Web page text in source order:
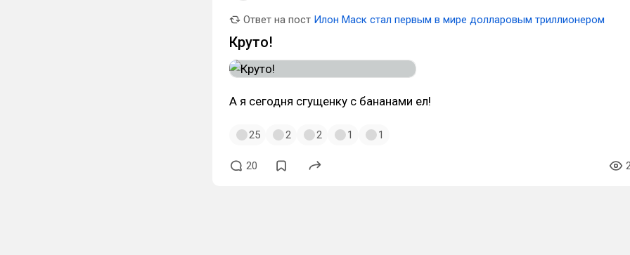
Ответ на пост Илон Маск стал первым в мире долларовым триллионером
Круто!
А я сегодня сгущенку с бананами ел!
25 2 2 1 1
20